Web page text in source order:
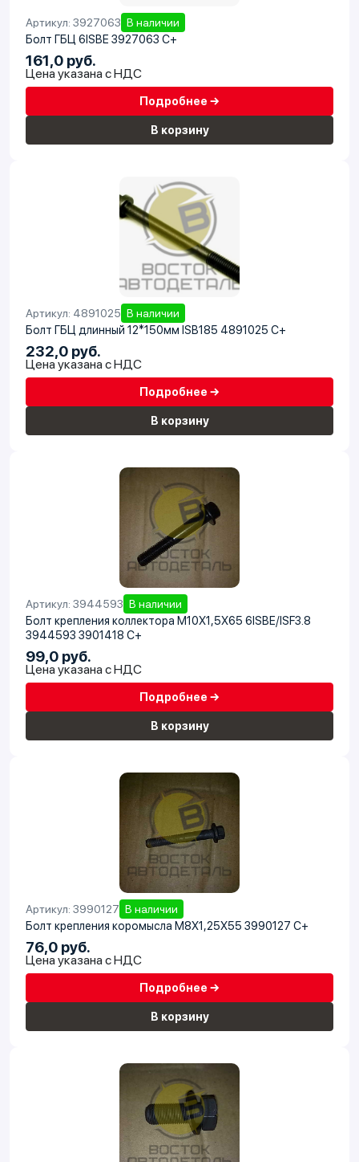
Артикул: 3927063 В наличии
Болт ГБЦ 6ISBE 3927063 C+
161,0 руб.
Цена указана с НДС
Подробнее →
В корзину
Артикул: 4891025 В наличии
Болт ГБЦ длинный 12*150мм ISB185 4891025 C+
232,0 руб.
Цена указана с НДС
Подробнее →
В корзину
Артикул: 3944593 В наличии
Болт крепления коллектора M10X1,5X65 6ISBE/ISF3.8
3944593 3901418 C+
99,0 руб.
Цена указана с НДС
Подробнее →
В корзину
Артикул: 3990127 В наличии
Болт крепления коромысла M8X1,25X55 3990127 C+
76,0 руб.
Цена указана с НДС
Подробнее →
В корзину